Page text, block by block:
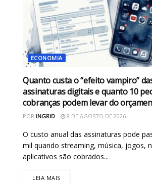
ECONOMIA
Quanto custa o “efeito vampiro”
assinaturas digitais e quanto 10
cobranças podem levar do
POR INGRID 8 DE AGOSTO DE 2026
O custo anual das assinaturas pode
mil quando streaming, música, jogos,
aplicativos são cobrados...
LEIA MAIS